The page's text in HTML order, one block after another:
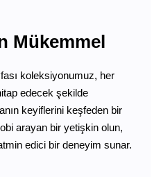
Mükemmel
koleksiyonumuz, her
edecek şekilde
keyiflerini keşfeden bir
arayan bir yetişkin olun,
edici bir deneyim sunar.